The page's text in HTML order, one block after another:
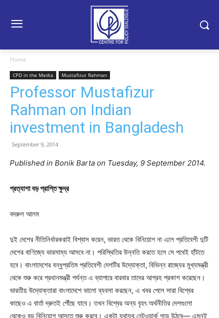
Home
CPD in the Media Mustafizur Rahman
Professor Mustafizur
Rahman on Indian
investment in Bangladesh
September 9, 2014
Published in Bonik Barta on Tuesday, 9 September 2014.
প্রত্যাশা বড় প্রাপ্তি ক্ষুদ্র
বদরুল আলম
দুই দেশের নীতিনির্ধারকরাই বিশ্বাস করেন, ভারত থেকে বিনিয়োগ না এলে প্রতিবেশী দুটি
দেশের বাণিজ্যে ভারসাম্য আসবে না। পরিস্থিতির উন্নতি করতে হলে সে পথেই হাঁটতে
হবে। বাংলাদেশের বন্ধুপ্রতিম প্রতিবেশী দেশটির উদ্যোক্তা, বিভিন্ন রাজ্যের মুখ্যমন্ত্রী
থেকে শুরু করে প্রধানমন্ত্রী পর্যন্ত এ ব্যাপারে বারবার তাদের আগ্রহ প্রকাশ করেছেন।
ভারতীয় উদ্যোক্তারা বাংলাদেশে ভালো ব্যবসা করছেন, এ খবর পেলে সারা বিশ্বের
কাছেও এ বার্তা দ্রুতই পৌঁছে যাবে। তখন বিশ্বের অন্য বৃহৎ অর্থনীতির দেশগুলো
থেকেও বড় বিনিয়োগ আসতে শুরু করবে। একটা যথাযথ নেটওয়ার্ক গড়ে উঠবে— এমনই